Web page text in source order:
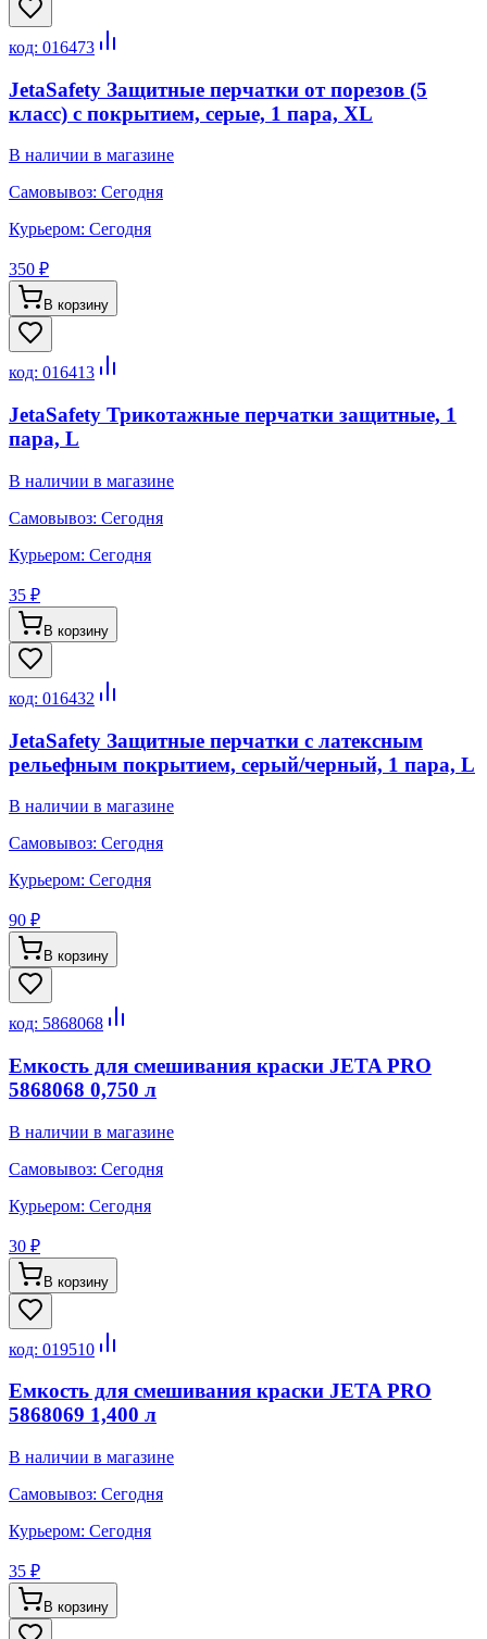
код: 016473
JetaSafety Защитные перчатки от порезов (5
класс) с покрытием, серые, 1 пара, XL
В наличии в магазине
Самовывоз: Сегодня
Курьером: Сегодня
350 ₽
В корзину
код: 016413
JetaSafety Трикотажные перчатки защитные, 1
пара, L
В наличии в магазине
Самовывоз: Сегодня
Курьером: Сегодня
35 ₽
В корзину
код: 016432
JetaSafety Защитные перчатки с латексным
рельефным покрытием, серый/черный, 1 пара, L
В наличии в магазине
Самовывоз: Сегодня
Курьером: Сегодня
90 ₽
В корзину
код: 5868068
Емкость для смешивания краски JETA PRO
5868068 0,750 л
В наличии в магазине
Самовывоз: Сегодня
Курьером: Сегодня
30 ₽
В корзину
код: 019510
Емкость для смешивания краски JETA PRO
5868069 1,400 л
В наличии в магазине
Самовывоз: Сегодня
Курьером: Сегодня
35 ₽
В корзину